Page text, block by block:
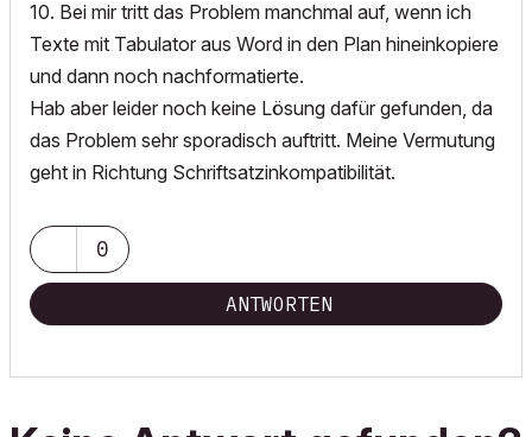
10. Bei mir tritt das Problem manchmal auf, wenn ich
Texte mit Tabulator aus Word in den Plan hineinkopiere
und dann noch nachformatierte.
Hab aber leider noch keine Lösung dafür gefunden, da
das Problem sehr sporadisch auftritt. Meine Vermutung
geht in Richtung Schriftsatzinkompatibilität.
0
ANTWORTEN